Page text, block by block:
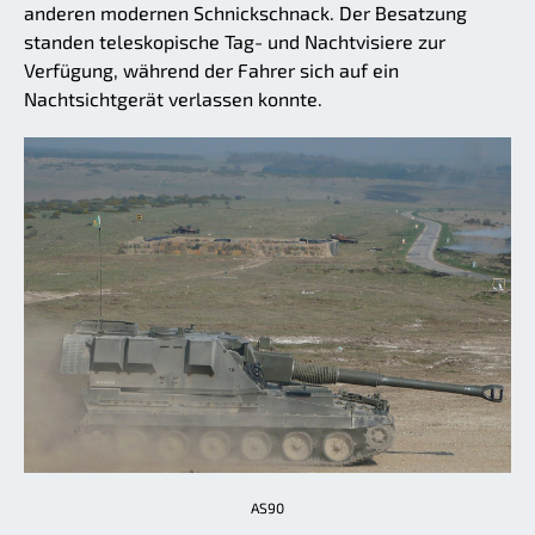
anderen modernen Schnickschnack. Der Besatzung
standen teleskopische Tag- und Nachtvisiere zur
Verfügung, während der Fahrer sich auf ein
Nachtsichtgerät verlassen konnte.
AS90